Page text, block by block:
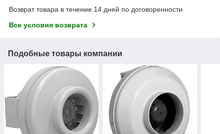
Возврат товара в течение 14 дней по договоренности
Все условия возврата
Подобные товары компании